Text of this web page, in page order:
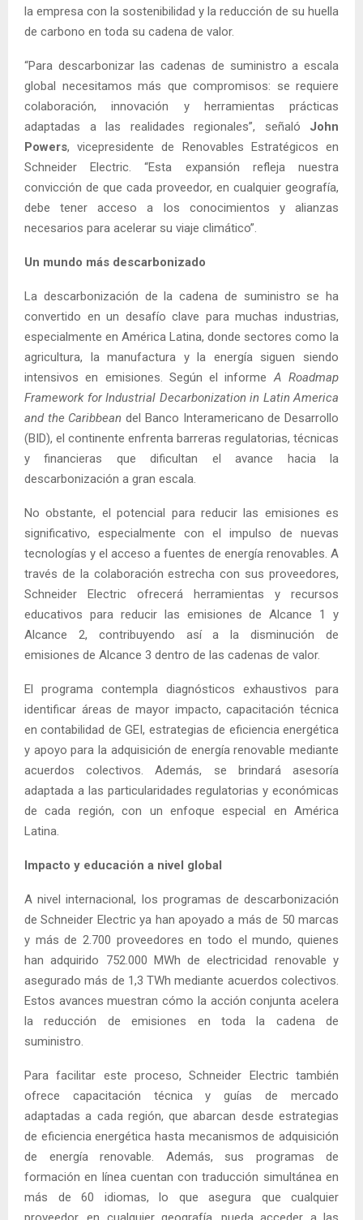
la empresa con la sostenibilidad y la reducción de su huella
de carbono en toda su cadena de valor.
“Para descarbonizar las cadenas de suministro a escala
global necesitamos más que compromisos: se requiere
colaboración, innovación y herramientas prácticas
adaptadas a las realidades regionales”, señaló John
Powers, vicepresidente de Renovables Estratégicos en
Schneider Electric. “Esta expansión refleja nuestra
convicción de que cada proveedor, en cualquier geografía,
debe tener acceso a los conocimientos y alianzas
necesarios para acelerar su viaje climático”.
Un mundo más descarbonizado
La descarbonización de la cadena de suministro se ha
convertido en un desafío clave para muchas industrias,
especialmente en América Latina, donde sectores como la
agricultura, la manufactura y la energía siguen siendo
intensivos en emisiones. Según el informeA Roadmap
Framework for Industrial Decarbonization in Latin America
and the Caribbean del Banco Interamericano de Desarrollo
(BID), el continente enfrenta barreras regulatorias, técnicas
y financieras que dificultan el avance hacia la
descarbonización a gran escala.
No obstante, el potencial para reducir las emisiones es
significativo, especialmente con el impulso de nuevas
tecnologías y el acceso a fuentes de energía renovables. A
través de la colaboración estrecha con sus proveedores,
Schneider Electric ofrecerá herramientas y recursos
educativos para reducir las emisiones de Alcance 1 y
Alcance 2, contribuyendo así a la disminución de
emisiones de Alcance 3 dentro de las cadenas de valor.
El programa contempla diagnósticos exhaustivos para
identificar áreas de mayor impacto, capacitación técnica
en contabilidad de GEI, estrategias de eficiencia energética
y apoyo para la adquisición de energía renovable mediante
acuerdos colectivos. Además, se brindará asesoría
adaptada a las particularidades regulatorias y económicas
de cada región, con un enfoque especial en América
Latina.
Impacto y educación a nivel global
A nivel internacional, los programas de descarbonización
de Schneider Electric ya han apoyado a más de 50 marcas
y más de 2.700 proveedores en todo el mundo, quienes
han adquirido 752.000 MWh de electricidad renovable y
asegurado más de 1,3 TWh mediante acuerdos colectivos.
Estos avances muestran cómo la acción conjunta acelera
la reducción de emisiones en toda la cadena de
suministro.
Para facilitar este proceso, Schneider Electric también
ofrece capacitación técnica y guías de mercado
adaptadas a cada región, que abarcan desde estrategias
de eficiencia energética hasta mecanismos de adquisición
de energía renovable. Además, sus programas de
formación en línea cuentan con traducción simultánea en
más de 60 idiomas, lo que asegura que cualquier